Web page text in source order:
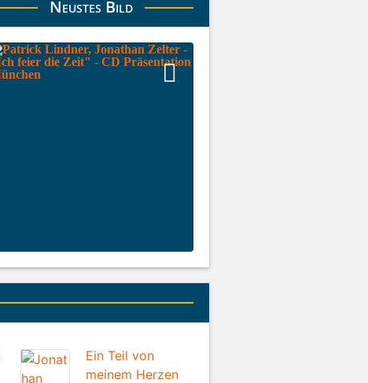
Neustes Bild
Ein Teil von
meinem Herzen